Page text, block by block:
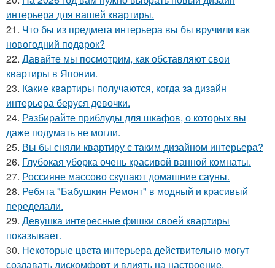
интерьера для вашей квартиры.
21. Что бы из предмета интерьера вы бы вручили как
новогодний подарок?
22. Давайте мы посмотрим, как обставляют свои
квартиры в Японии.
23. Какие квартиры получаются, когда за дизайн
интерьера беруся девочки.
24. Разбирайте приблуды для шкафов, о которых вы
даже подумать не могли.
25. Вы бы сняли квартиру с таким дизайном интерьера?
26. Глубокая уборка очень красивой ванной комнаты.
27. Россияне массово скупают домашние сауны.
28. Ребята "Бабушкин Ремонт" в модный и красивый
переделали.
29. Девушка интересные фишки своей квартиры
показывает.
30. Некоторые цвета интерьера действительно могут
создавать дискомфорт и влиять на настроение.